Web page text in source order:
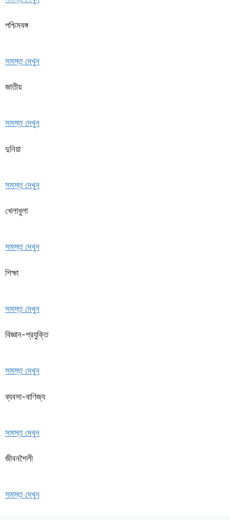
পশ্চিমবঙ্গ
সমস্ত দেখুন
জাতীয়
সমস্ত দেখুন
দুনিয়া
সমস্ত দেখুন
খেলাধুলা
সমস্ত দেখুন
শিক্ষা
সমস্ত দেখুন
বিজ্ঞান-প্রযুক্তি
সমস্ত দেখুন
ব্যবসা-বাণিজ্য
সমস্ত দেখুন
জীবনশৈলী
সমস্ত দেখুন